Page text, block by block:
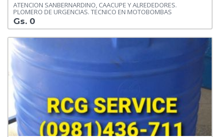
ATENCION SANBERNARDINO, CAACUPE Y ALREDEDORES.
PLOMERO DE URGENCIAS. TECNICO EN MOTOBOMBAS
Gs. 0